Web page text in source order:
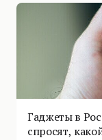
Гаджеты в
спросят,